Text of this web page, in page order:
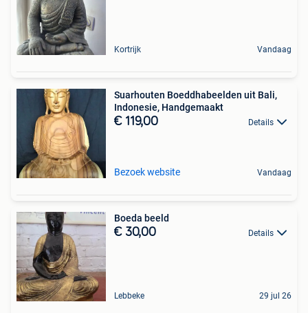
Kortrijk Vandaag
Suarhouten Boeddhabeelden uit Bali,
Indonesie, Handgemaakt
€ 119,00 Details
Bezoek website Vandaag
Boeda beeld
€ 30,00 Details
Lebbeke 29 jul 26